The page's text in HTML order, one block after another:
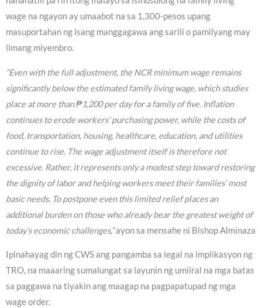
wage na ngayon ay umaabot na sa 1,300-pesos upang
masuportahan ng isang manggagawa ang sarili o pamilyang may
limang miyembro.
“Even with the full adjustment, the NCR minimum wage remains
significantly below the estimated family living wage, which studies
place at more than ₱1,200 per day for a family of five. Inflation
continues to erode workers’ purchasing power, while the costs of
food, transportation, housing, healthcare, education, and utilities
continue to rise. The wage adjustment itself is therefore not
excessive. Rather, it represents only a modest step toward restoring
the dignity of labor and helping workers meet their families’ most
basic needs. To postpone even this limited relief places an
additional burden on those who already bear the greatest weight of
today’s economic challenges,”ayon sa mensahe ni Bishop Alminaza
Ipinahayag din ng CWS ang pangamba sa legal na implikasyon ng
TRO, na maaaring sumalungat sa layunin ng umiiral na mga batas
sa paggawa na tiyakin ang maagap na pagpapatupad ng mga
wage order.